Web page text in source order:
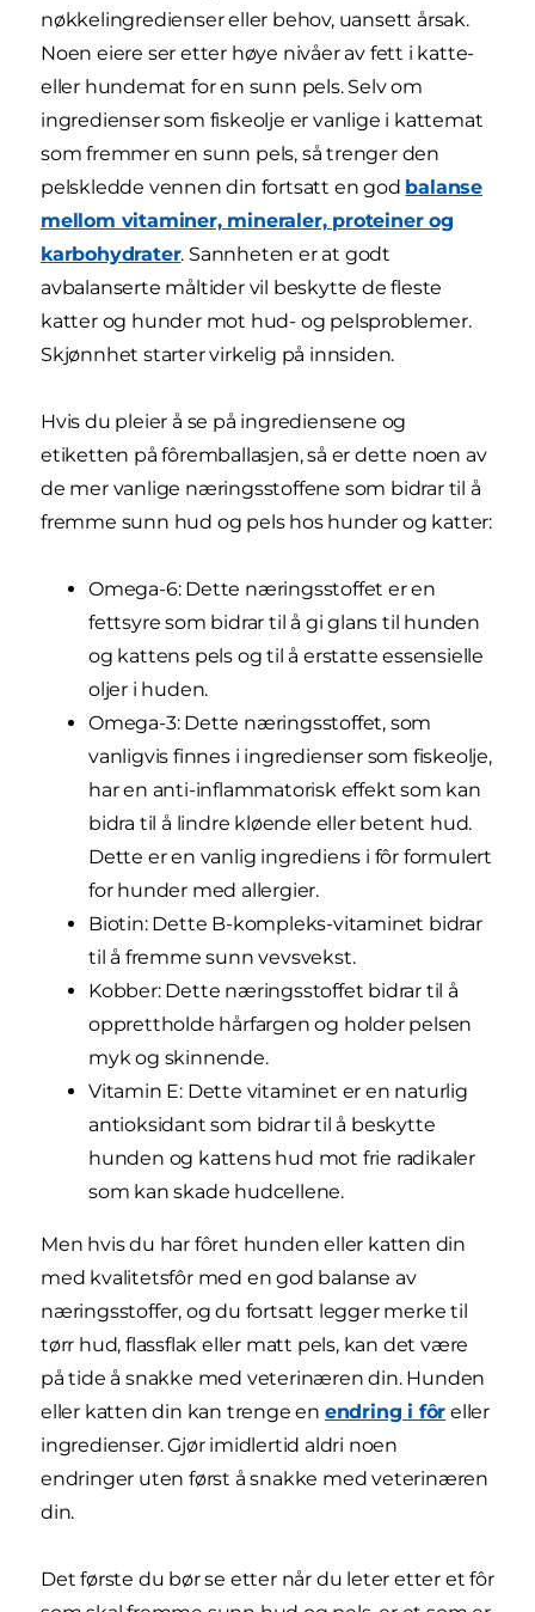
nøkkelingredienser eller behov, uansett årsak.
Noen eiere ser etter høye nivåer av fett i katte-
eller hundemat for en sunn pels. Selv om
ingredienser som fiskeolje er vanlige i kattemat
som fremmer en sunn pels, så trenger den
pelskledde vennen din fortsatt en god balanse
mellom vitaminer, mineraler, proteiner og
karbohydrater. Sannheten er at godt
avbalanserte måltider vil beskytte de fleste
katter og hunder mot hud- og pelsproblemer.
Skjønnhet starter virkelig på innsiden.
Hvis du pleier å se på ingrediensene og
etiketten på fôremballasjen, så er dette noen av
de mer vanlige næringsstoffene som bidrar til å
fremme sunn hud og pels hos hunder og katter:
Omega-6: Dette næringsstoffet er en
fettsyre som bidrar til å gi glans til hunden
og kattens pels og til å erstatte essensielle
oljer i huden.
Omega-3: Dette næringsstoffet, som
vanligvis finnes i ingredienser som fiskeolje,
har en anti-inflammatorisk effekt som kan
bidra til å lindre kløende eller betent hud.
Dette er en vanlig ingrediens i fôr formulert
for hunder med allergier.
Biotin: Dette B-kompleks-vitaminet bidrar
til å fremme sunn vevsvekst.
Kobber: Dette næringsstoffet bidrar til å
opprettholde hårfargen og holder pelsen
myk og skinnende.
Vitamin E: Dette vitaminet er en naturlig
antioksidant som bidrar til å beskytte
hunden og kattens hud mot frie radikaler
som kan skade hudcellene.
Men hvis du har fôret hunden eller katten din
med kvalitetsfôr med en god balanse av
næringsstoffer, og du fortsatt legger merke til
tørr hud, flassflak eller matt pels, kan det være
på tide å snakke med veterinæren din. Hunden
eller katten din kan trenge en endring i fôr eller
ingredienser. Gjør imidlertid aldri noen
endringer uten først å snakke med veterinæren
din.
Det første du bør se etter når du leter etter et fôr